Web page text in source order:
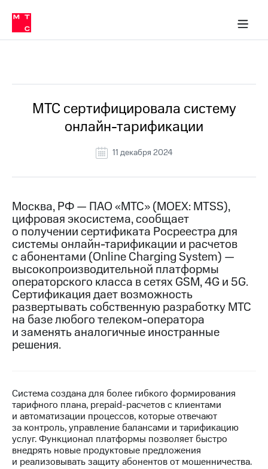
Медиа-центр
и акционерам
Устойчивое развитие
Комплаенс и деловая этика
компании
Карьера
История
компании
Руководство
Контакты
Медиа-центр
Пресс-
релизы
МТС
о технологиях
Достижения
Интервью
Контакты
Новости
в
регионе
в МТС
Пресс-
релизы
о технологиях
МТС сертифицировала систему
онлайн-тарификации
11 декабря 2024
Москва, РФ — ПАО «МТС» (MOEX: MTSS),
цифровая экосистема, сообщает
о получении сертификата Росреестра для
системы онлайн-тарификации и расчетов
с абонентами (Online Charging System) —
высокопроизводительной платформы
операторского класса в сетях GSM, 4G и 5G.
Сертификация дает возможность
развертывать собственную разработку МТС
на базе любого телеком-оператора
и заменять аналогичные иностранные
решения.
Система создана для более гибкого формирования
тарифного плана, prepaid-расчетов с клиентами
и автоматизации процессов, которые отвечают
за контроль, управление балансами и тарификацию
услуг. Функционал платформы позволяет быстро
внедрять новые продуктовые предложения
и реализовывать защиту абонентов от мошенничества.